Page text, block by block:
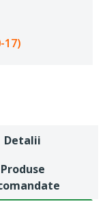
17)
Detalii
Produse